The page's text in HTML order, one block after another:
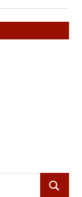
ПОИСК